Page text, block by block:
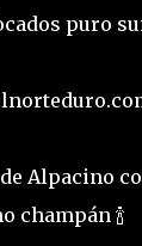
puro
Alpacino
champán 🍾